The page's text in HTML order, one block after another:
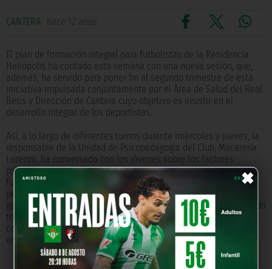
×
CANTERA hace 12 años
El plan de formación integral para futbolistas de la Residencia
Heliópolis ha contado esta semana con una nueva sesión, que,
además, ha servido para poner fin al segundo trimestre de esta
iniciativa impulsada conjuntamente por el Área de Salud del Real
Betis y Dirección de Cantera cuyo objetivo es insistir en el
desarrollo integral de los deportistas.
Así, a lo largo de diferentes turnos durante miércoles y jueves, la
responsable de la Unidad de Psicopedagogía del Club, Macarena
Lorenzo, ha conversado con los jóvenes sobre los factores
psicológicos que influyen en el rendimiento individual del
futbolista, incidiendo en el control de activación y de
pensamientos. Igualmente esta sesión ha servido como repaso
general para todos los asuntos tratados a lo largo de este segundo
trimestre, que, como se recordará, ha llevado a debate temas
como la cohesión de grupos, nutrición o prevención de lesiones,
entre otros.